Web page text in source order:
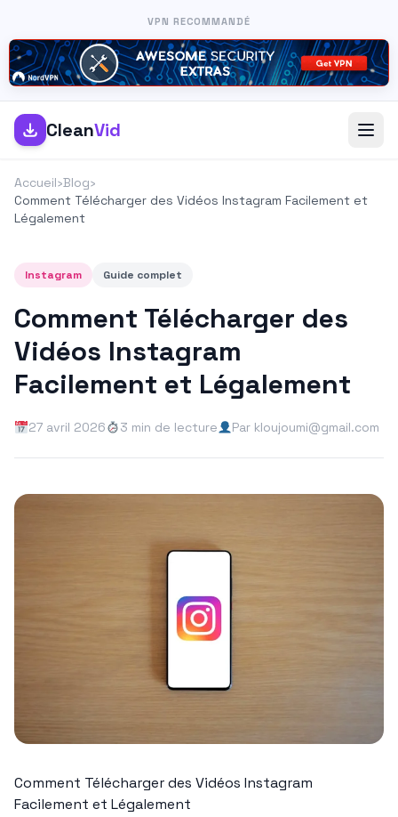
VPN RECOMMANDÉ
CleanVid
Accueil›Blog›
Comment Télécharger des Vidéos Instagram Facilement et
Légalement
Instagram Guide complet
Comment Télécharger des
Vidéos Instagram
Facilement et Légalement
27 avril 2026 3 min de lecture Par kloujoumi@gmail.com
Comment Télécharger des Vidéos Instagram
Facilement et Légalement